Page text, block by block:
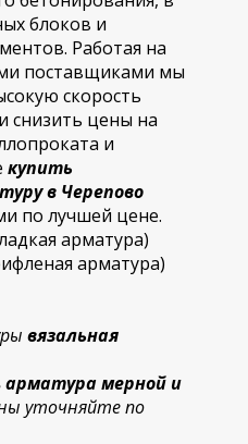
блоков и
Работая на
поставщиками мы
скорость
снизить цены на
и
купить
у в Черепово
по лучшей цене.
арматура)
арматура)
вязальная
арматура мерной и
уточняйте по